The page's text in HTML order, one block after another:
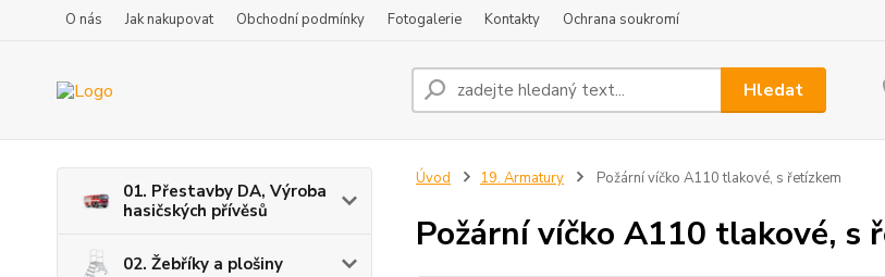
O nás Jak nakupovat Obchodní podmínky Fotogalerie Kontakty Ochrana soukromí
Hledat
01. Přestavby DA, Výroba
hasičských přívěsů
02. Žebříky a plošiny
Úvod 19. Armatury Požární víčko A110 tlakové, s řetízkem
Požární víčko A110 tlakové, s